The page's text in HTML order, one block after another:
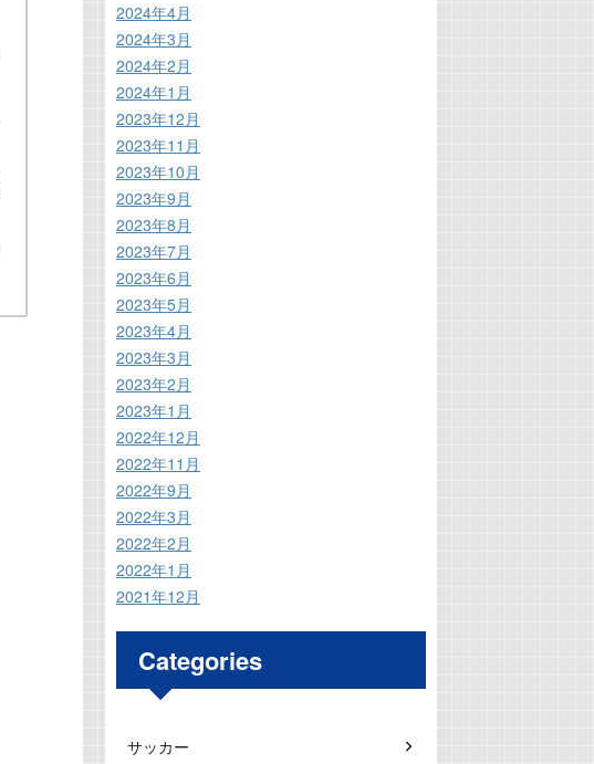
2024年4月
2024年3月
2024年2月
2024年1月
2023年12月
2023年11月
2023年10月
2023年9月
2023年8月
2023年7月
2023年6月
2023年5月
2023年4月
2023年3月
2023年2月
2023年1月
2022年12月
2022年11月
2022年9月
2022年3月
2022年2月
2022年1月
2021年12月
Categories
サッカー